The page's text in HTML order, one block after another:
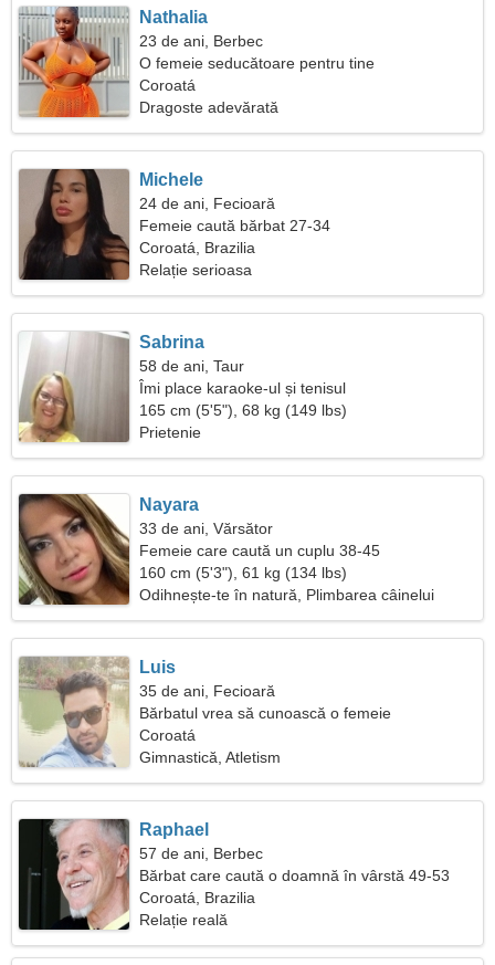
Nathalia
23 de ani, Berbec
O femeie seducătoare pentru tine
Coroatá
Dragoste adevărată
Michele
24 de ani, Fecioară
Femeie caută bărbat 27-34
Coroatá, Brazilia
Relație serioasa
Sabrina
58 de ani, Taur
Îmi place karaoke-ul și tenisul
165 cm (5'5"), 68 kg (149 lbs)
Prietenie
Nayara
33 de ani, Vărsător
Femeie care caută un cuplu 38-45
160 cm (5'3"), 61 kg (134 lbs)
Odihnește-te în natură, Plimbarea câinelui
Luis
35 de ani, Fecioară
Bărbatul vrea să cunoască o femeie
Coroatá
Gimnastică, Atletism
Raphael
57 de ani, Berbec
Bărbat care caută o doamnă în vârstă 49-53
Coroatá, Brazilia
Relație reală